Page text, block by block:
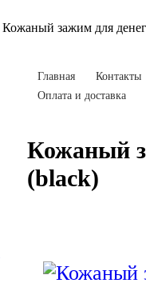
Кожаный зажим для
Главная
Контакты
Оплата и доставка
Кожаный
(black)